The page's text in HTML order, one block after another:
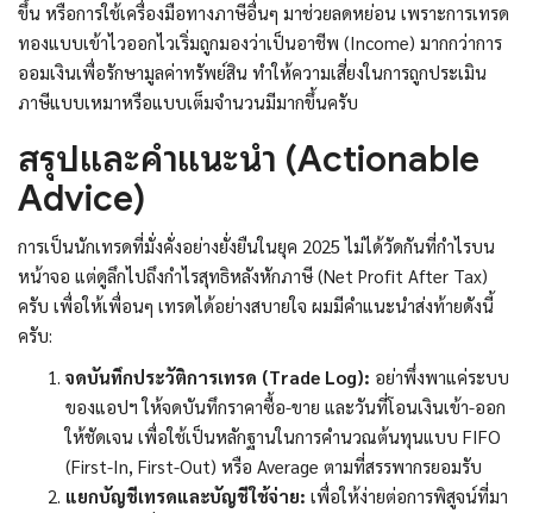
ขึ้น หรือการใช้เครื่องมือทางภาษีอื่นๆ มาช่วยลดหย่อน เพราะการเทรด
ทองแบบเข้าไวออกไวเริ่มถูกมองว่าเป็นอาชีพ (Income) มากกว่าการ
ออมเงินเพื่อรักษามูลค่าทรัพย์สิน ทำให้ความเสี่ยงในการถูกประเมิน
ภาษีแบบเหมาหรือแบบเต็มจำนวนมีมากขึ้นครับ
สรุปและคำแนะนำ (Actionable
Advice)
การเป็นนักเทรดที่มั่งคั่งอย่างยั่งยืนในยุค 2025 ไม่ได้วัดกันที่กำไรบน
หน้าจอ แต่ดูลึกไปถึงกำไรสุทธิหลังหักภาษี (Net Profit After Tax)
ครับ เพื่อให้เพื่อนๆ เทรดได้อย่างสบายใจ ผมมีคำแนะนำส่งท้ายดังนี้
ครับ:
จดบันทึกประวัติการเทรด (Trade Log): อย่าพึ่งพาแค่ระบบ
ของแอปฯ ให้จดบันทึกราคาซื้อ-ขาย และวันที่โอนเงินเข้า-ออก
ให้ชัดเจน เพื่อใช้เป็นหลักฐานในการคำนวณต้นทุนแบบ FIFO
(First-In, First-Out) หรือ Average ตามที่สรรพากรยอมรับ
แยกบัญชีเทรดและบัญชีใช้จ่าย: เพื่อให้ง่ายต่อการพิสูจน์ที่มา